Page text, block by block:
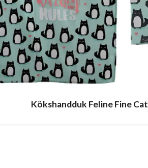
Kökshandduk Feline Fine Cat